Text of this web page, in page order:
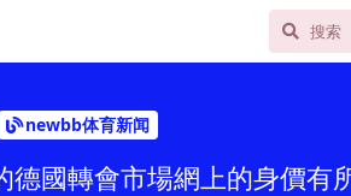
newbb体育新闻
德國轉會市場網上的身價有